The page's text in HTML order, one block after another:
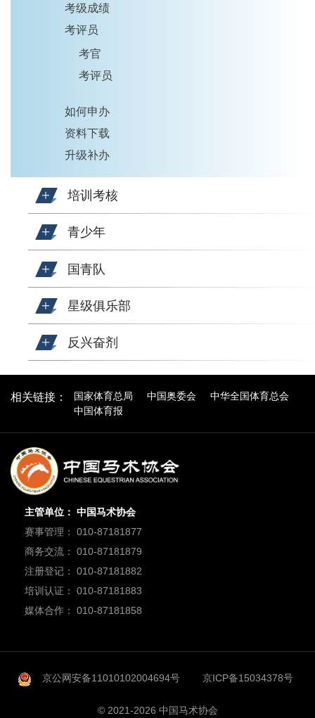
考级成绩
考评员
考官
考评员
如何申办
资料下载
升级补办
培训考核
青少年
国青队
星级俱乐部
反兴奋剂
相关链接： 国家体育总局 中国奥委会
中华全国体育总会
中国体育报
主管单位： 中国马术协会
赛事管理： 010-87181877
商务交流： 010-87181879
注册登记： 010-87181882
培训认证： 010-87181883
媒体合作： 010-87181858
京公网安备11010102004694号 京ICP备15034378号
© 2021-2026 中国马术协会